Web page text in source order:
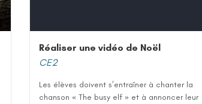
Réaliser une vidéo de Noël
CE2
Les élèves doivent s’entraîner à chanter la
chanson « The busy elf » et à annoncer leur